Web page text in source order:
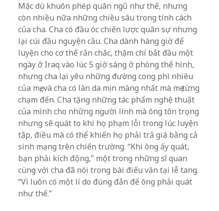
Mặc dù khuôn phép quân ngũ như thế, nhưng
còn nhiều nữa những chiều sâu trong tính cách
của cha. Cha có đầu óc chiến lược quân sự nhưng
lại cúi đầu nguyện cầu. Cha dành hàng giờ để
luyện cho cơ thể rắn chắc, thậm chí bắt đầu một
ngày ở Iraq vào lúc 5 giờ sáng ở phòng thể hình,
nhưng cha lại yêu những đường cong phì nhiêu
của mẹ, và cha có làn da mịn màng nhất mà mẹ từng
chạm đến. Cha tặng những tác phẩm nghệ thuật
của mình cho những người lính mà ông tôn trọng
nhưng sẽ quát to khi họ phạm lỗi trong lúc luyện
tập, điều mà có thể khiến họ phải trả giá bằng cả
sinh mạng trên chiến trường. “Khi ông ấy quát,
bạn phải kích động,” một trong những sĩ quan
cùng với cha đã nói trong bài điếu văn tại lễ tang.
“Vì luôn có một lí do đúng đắn để ông phải quát
như thế.”